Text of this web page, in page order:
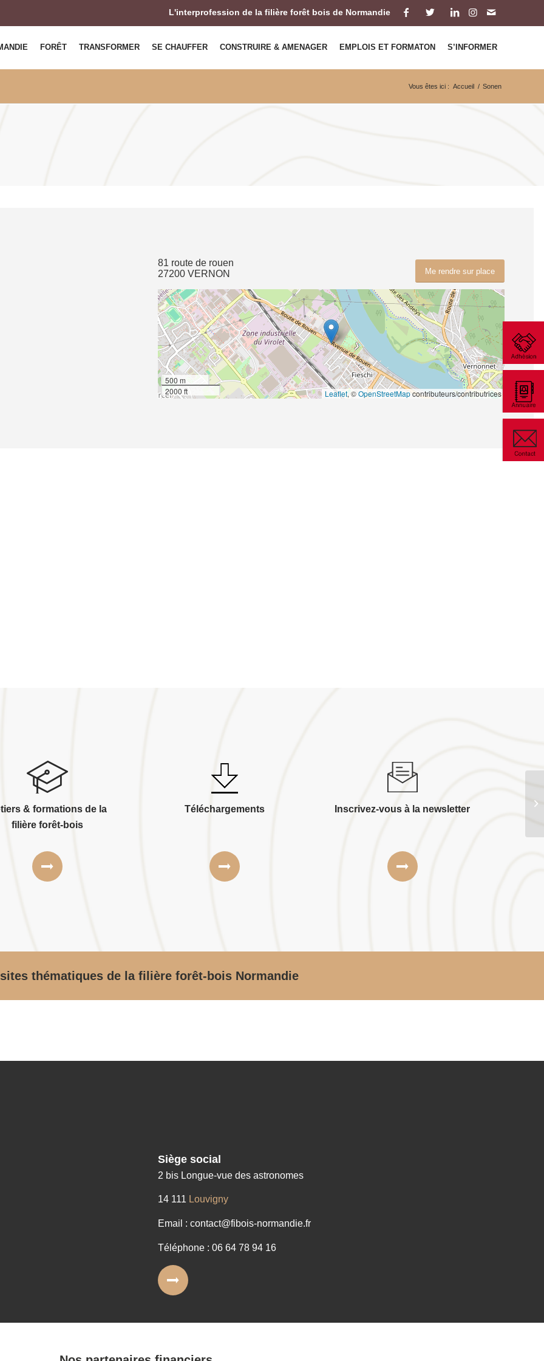
L'interprofession de la filière forêt bois de Normandie
FORÊT TRANSFORMER SE CHAUFFER CONSTRUIRE & AMENAGER EMPLOIS ET FORMATON S’INFORMER
Vous êtes ici : Accueil / Sonen
Me rendre sur place
81 route de rouen
27200 VERNON
500 m
2000 ft
Leaflet, ©OpenStreetMapcontributeurs/contributrices
& formations de la
filière forêt-bois
Téléchargements Inscrivez-vous à la newsletter
thématiques de la filière forêt-bois Normandie
Siège social
2 bis Longue-vue des astronomes
14 111 Louvigny
Email : contact@fibois-normandie.fr
Téléphone : 06 64 78 94 16